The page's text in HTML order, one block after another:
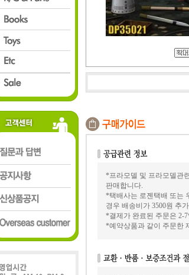
*프라모델 및 프라모델관
판매합니다.
*택배사는 로젠택배 또는
경우 배송비가 3500원 추
*결제가 완료된 주문은 2-
*예약상품과 같이 주문한